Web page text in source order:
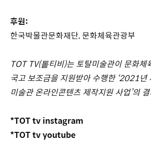
후원:
한국박물관문화재단, 문화체육관광부
TOT TV(톹티비)는 토탈미술관이 문화체
국고 보조금을 지원받아 수행한 ‘2021년
미술관 온라인콘텐츠 제작지원 사업’의
*TOT tv instagram
*TOT tv youtube